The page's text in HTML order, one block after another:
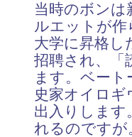
当時のボン
ルエットが
大学に昇格し
招聘され、「
ます。ベー
史家オイロ
出入りします
れるのですが